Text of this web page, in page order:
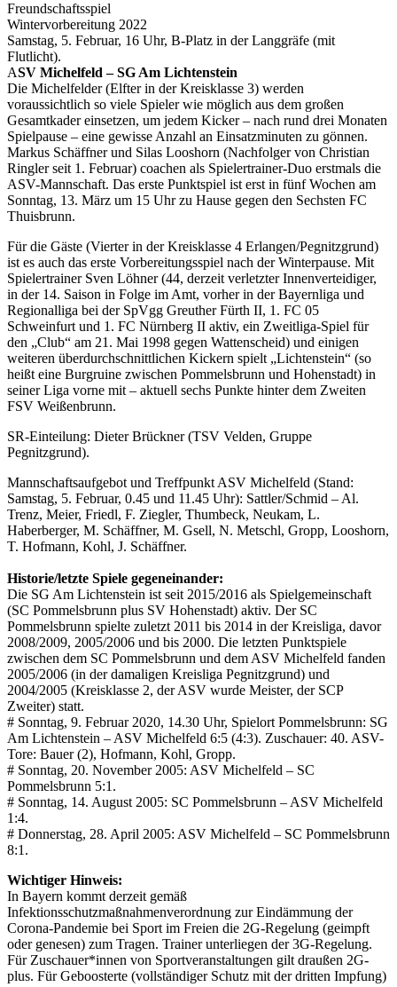
Freundschaftsspiel
Wintervorbereitung 2022
Samstag, 5. Februar, 16 Uhr, B-Platz in der Langgräfe (mit
Flutlicht).
ASV Michelfeld – SG Am Lichtenstein
Die Michelfelder (Elfter in der Kreisklasse 3) werden
voraussichtlich so viele Spieler wie möglich aus dem großen
Gesamtkader einsetzen, um jedem Kicker – nach rund drei Monaten
Spielpause – eine gewisse Anzahl an Einsatzminuten zu gönnen.
Markus Schäffner und Silas Looshorn (Nachfolger von Christian
Ringler seit 1. Februar) coachen als Spielertrainer-Duo erstmals die
ASV-Mannschaft. Das erste Punktspiel ist erst in fünf Wochen am
Sonntag, 13. März um 15 Uhr zu Hause gegen den Sechsten FC
Thuisbrunn.
Für die Gäste (Vierter in der Kreisklasse 4 Erlangen/Pegnitzgrund)
ist es auch das erste Vorbereitungsspiel nach der Winterpause. Mit
Spielertrainer Sven Löhner (44, derzeit verletzter Innenverteidiger,
in der 14. Saison in Folge im Amt, vorher in der Bayernliga und
Regionalliga bei der SpVgg Greuther Fürth II, 1. FC 05
Schweinfurt und 1. FC Nürnberg II aktiv, ein Zweitliga-Spiel für
den „Club“ am 21. Mai 1998 gegen Wattenscheid) und einigen
weiteren überdurchschnittlichen Kickern spielt „Lichtenstein“ (so
heißt eine Burgruine zwischen Pommelsbrunn und Hohenstadt) in
seiner Liga vorne mit – aktuell sechs Punkte hinter dem Zweiten
FSV Weißenbrunn.
SR-Einteilung: Dieter Brückner (TSV Velden, Gruppe
Pegnitzgrund).
Mannschaftsaufgebot und Treffpunkt ASV Michelfeld (Stand:
Samstag, 5. Februar, 0.45 und 11.45 Uhr): Sattler/Schmid – Al.
Trenz, Meier, Friedl, F. Ziegler, Thumbeck, Neukam, L.
Haberberger, M. Schäffner, M. Gsell, N. Metschl, Gropp, Looshorn,
T. Hofmann, Kohl, J. Schäffner.
Historie/letzte Spiele gegeneinander:
Die SG Am Lichtenstein ist seit 2015/2016 als Spielgemeinschaft
(SC Pommelsbrunn plus SV Hohenstadt) aktiv. Der SC
Pommelsbrunn spielte zuletzt 2011 bis 2014 in der Kreisliga, davor
2008/2009, 2005/2006 und bis 2000. Die letzten Punktspiele
zwischen dem SC Pommelsbrunn und dem ASV Michelfeld fanden
2005/2006 (in der damaligen Kreisliga Pegnitzgrund) und
2004/2005 (Kreisklasse 2, der ASV wurde Meister, der SCP
Zweiter) statt.
# Sonntag, 9. Februar 2020, 14.30 Uhr, Spielort Pommelsbrunn: SG
Am Lichtenstein – ASV Michelfeld 6:5 (4:3). Zuschauer: 40. ASV-
Tore: Bauer (2), Hofmann, Kohl, Gropp.
# Sonntag, 20. November 2005: ASV Michelfeld – SC
Pommelsbrunn 5:1.
# Sonntag, 14. August 2005: SC Pommelsbrunn – ASV Michelfeld
1:4.
# Donnerstag, 28. April 2005: ASV Michelfeld – SC Pommelsbrunn
8:1.
Wichtiger Hinweis:
In Bayern kommt derzeit gemäß
Infektionsschutzmaßnahmenverordnung zur Eindämmung der
Corona-Pandemie bei Sport im Freien die 2G-Regelung (geimpft
oder genesen) zum Tragen. Trainer unterliegen der 3G-Regelung.
Für Zuschauer*innen von Sportveranstaltungen gilt draußen 2G-
plus. Für Geboosterte (vollständiger Schutz mit der dritten Impfung)